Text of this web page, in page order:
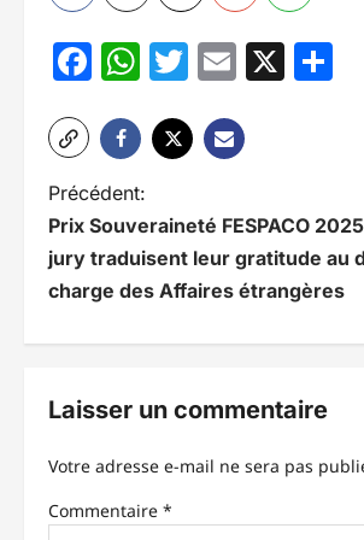
Facebook
WhatsApp
Twitter
Email
X
N
a
v
a
t
i
Précédent:
Prix Souveraineté FESPACO
jury traduisent leur gratitude au
charge des Affaires étrangères
Laisser un commentaire
Votre adresse e-mail ne sera pas
Commentaire *